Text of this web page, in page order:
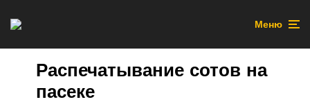
Меню
Распечатывание сотов на
пасеке